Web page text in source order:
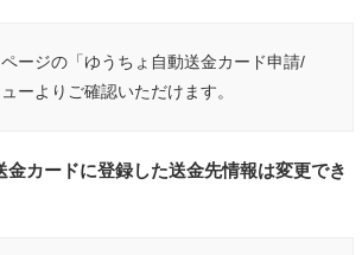
ージの「ゆうちょ自動送金カード申請/
ーよりご確認いただけます。
金カードに登録した送金先情報は変更でき